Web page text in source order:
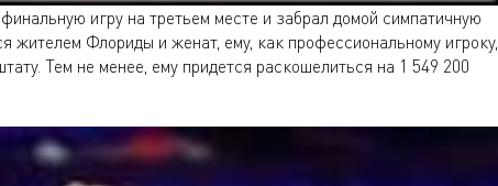
игру на третьем месте и забрал домой симпатичную
жителем Флориды и женат, ему, как профессиональному игроку,
Тем не менее, ему придется раскошелиться на 1 549 200